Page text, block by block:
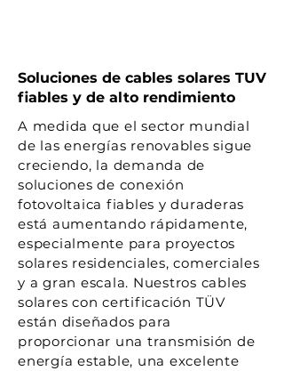
Soluciones de cables solares TUV
fiables y de alto rendimiento
A medida que el sector mundial
de las energías renovables sigue
creciendo, la demanda de
soluciones de conexión
fotovoltaica fiables y duraderas
está aumentando rápidamente,
especialmente para proyectos
solares residenciales, comerciales
y a gran escala. Nuestros cables
solares con certificación TÜV
están diseñados para
proporcionar una transmisión de
energía estable, una excelente